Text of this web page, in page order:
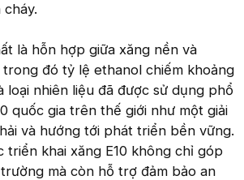
là hỗn hợp giữa xăng nền và
đó tỷ lệ ethanol chiếm khoảng
loại nhiên liệu đã được sử dụng phổ
quốc gia trên thế giới như một giải
và hướng tới phát triển bền vững.
triển khai xăng E10 không chỉ góp
mà còn hỗ trợ đảm bảo an